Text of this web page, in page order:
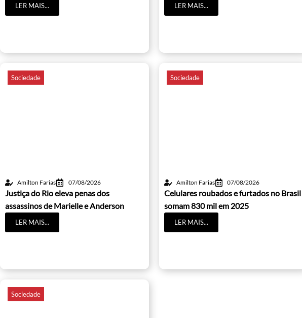
LER MAIS... LER MAIS...
Sociedade
Amilton Farias 07/08/2026
Justiça do Rio eleva penas dos
assassinos de Marielle e Anderson
LER MAIS...
Sociedade
Amilton Farias 07/08/2026
Celulares roubados e furtados no Brasil
somam 830 mil em 2025
LER MAIS...
Sociedade